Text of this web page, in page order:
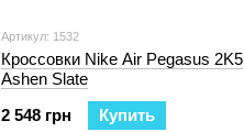
Артикул: 1532
Кроссовки Nike Air Pegasus 2K5
Ashen Slate
2 548 грн
Купить